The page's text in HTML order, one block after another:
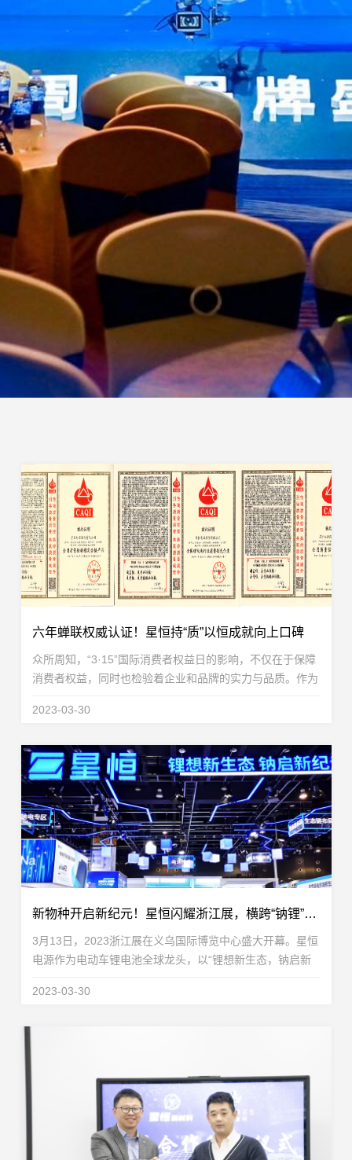
六年蝉联权威认证！星恒持“质”以恒成就向上口碑
众所周知，“3·15”国际消费者权益日的影响，不仅在于保障
消费者权益，同时也检验着企业和品牌的实力与品质。作为
单单的口号，而是企业与品牌要实实在在担...
2023-03-30
新物种开启新纪元！星恒闪耀浙江展，横跨“钠锂”引全场瞩目
3月13日，2023浙江展在义乌国际博览中心盛大开幕。星恒
电源作为电动车锂电池全球龙头，以“锂想新生态，钠启新
展，星恒引领趋势，看点十足。“第一代全气候超跑钠...
2023-03-30